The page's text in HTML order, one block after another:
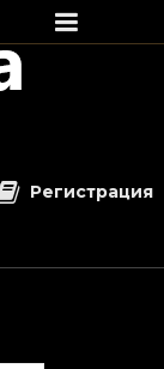
Регистрация